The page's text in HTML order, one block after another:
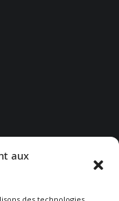
aux
?